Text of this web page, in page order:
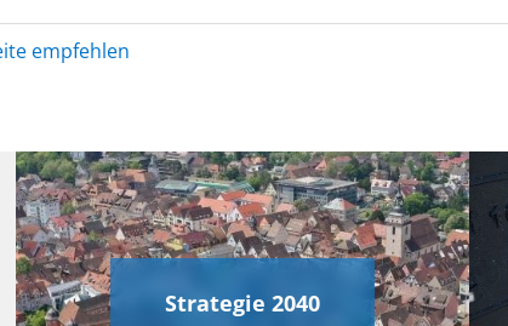
empfehlen
Strategie 2040